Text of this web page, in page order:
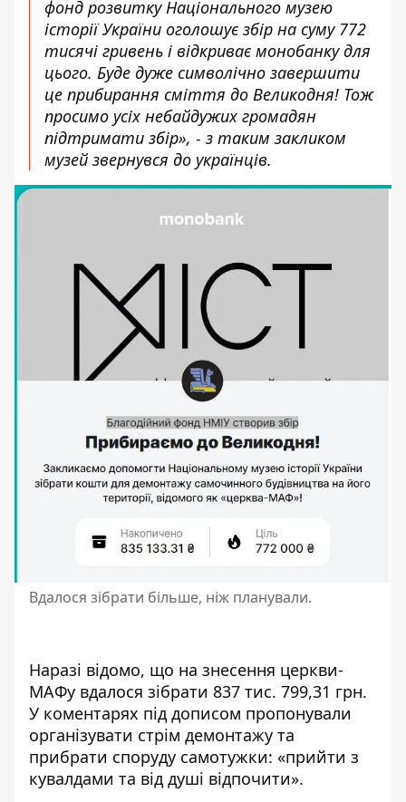
фонд розвитку Національного музею
історії України оголошує збір на суму 772
тисячі гривень і відкриває монобанку для
цього. Буде дуже символічно завершити
це прибирання сміття до Великодня! Тож
просимо усіх небайдужих громадян
підтримати збір», - з таким закликом
музей звернувся до українців.
Вдалося зібрати більше, ніж планували.
Наразі відомо, що на знесення церкви-
МАФу вдалося зібрати 837 тис. 799,31 грн.
У коментарях під дописом пропонували
організувати стрім демонтажу та
прибрати споруду самотужки: «прийти з
кувалдами та від душі відпочити».